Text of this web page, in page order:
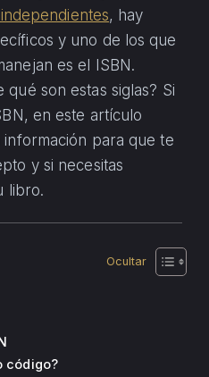
, hay
y uno de los que
es el ISBN.
son estas siglas? Si
en este artículo
para que te
y si necesitas
libro.
código?